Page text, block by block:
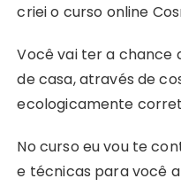
criei o curso online
Você vai ter a chance
de casa, através de
ecologicamente
No curso eu vou te
e técnicas para você